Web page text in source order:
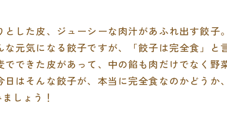
した皮、ジューシーな肉汁があふれ出す餃子
元気になる餃子ですが、「餃子は完全食」と
できた皮があって、中の餡も肉だけでなく野
はそんな餃子が、本当に完全食なのかどうか
しょう！